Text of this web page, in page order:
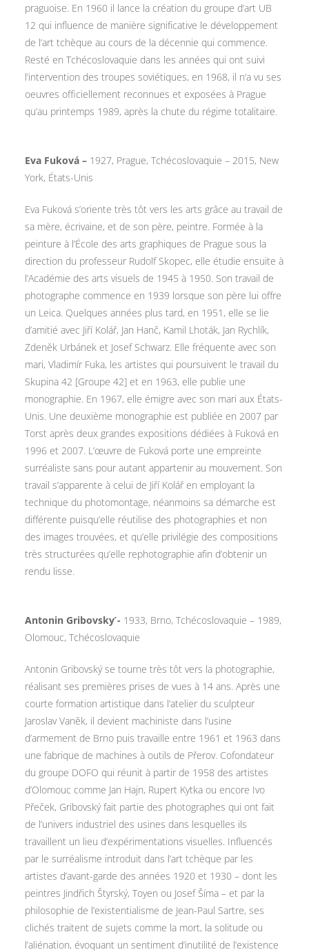
praguoise. En 1960 il lance la création du groupe d’art UB
12 qui influence de manière significative le développement
de l’art tchèque au cours de la décennie qui commence.
Resté en Tchécoslovaquie dans les années qui ont suivi
l’intervention des troupes soviétiques, en 1968, il n’a vu ses
oeuvres officiellement reconnues et exposées à Prague
qu’au printemps 1989, après la chute du régime totalitaire.
Eva Fuková – 1927, Prague, Tchécoslovaquie – 2015, New
York, États-Unis
Eva Fuková s’oriente très tôt vers les arts grâce au travail de
sa mère, écrivaine, et de son père, peintre. Formée à la
peinture à l’École des arts graphiques de Prague sous la
direction du professeur Rudolf Skopec, elle étudie ensuite à
l’Académie des arts visuels de 1945 à 1950. Son travail de
photographe commence en 1939 lorsque son père lui offre
un Leica. Quelques années plus tard, en 1951, elle se lie
d’amitié avec Jiří Kolář, Jan Hanč, Kamil Lhoták, Jan Rychlík,
Zdeněk Urbánek et Josef Schwarz. Elle fréquente avec son
mari, Vladimír Fuka, les artistes qui poursuivent le travail du
Skupina 42 [Groupe 42] et en 1963, elle publie une
monographie. En 1967, elle émigre avec son mari aux États-
Unis. Une deuxième monographie est publiée en 2007 par
Torst après deux grandes expositions dédiées à Fuková en
1996 et 2007. L’œuvre de Fuková porte une empreinte
surréaliste sans pour autant appartenir au mouvement. Son
travail s’apparente à celui de Jiří Kolář en employant la
technique du photomontage, néanmoins sa démarche est
différente puisqu’elle réutilise des photographies et non
des images trouvées, et qu’elle privilégie des compositions
très structurées qu’elle rephotographie afin d’obtenir un
rendu lisse.
Antonin Gribovsky ́- 1933, Brno, Tchécoslovaquie – 1989,
Olomouc, Tchécoslovaquie
Antonin Gribovský se tourne très tôt vers la photographie,
réalisant ses premières prises de vues à 14 ans. Après une
courte formation artistique dans l’atelier du sculpteur
Jaroslav Vaněk, il devient machiniste dans l’usine
d’armement de Brno puis travaille entre 1961 et 1963 dans
une fabrique de machines à outils de Přerov. Cofondateur
du groupe DOFO qui réunit à partir de 1958 des artistes
d’Olomouc comme Jan Hajn, Rupert Kytka ou encore Ivo
Přeček, Gribovský fait partie des photographes qui ont fait
de l’univers industriel des usines dans lesquelles ils
travaillent un lieu d’expérimentations visuelles. Influencés
par le surréalisme introduit dans l’art tchèque par les
artistes d’avant-garde des années 1920 et 1930 – dont les
peintres Jindřich Štyrský, Toyen ou Josef Šíma – et par la
philosophie de l’existentialisme de Jean-Paul Sartre, ses
clichés traitent de sujets comme la mort, la solitude ou
l’aliénation, évoquant un sentiment d’inutilité de l’existence